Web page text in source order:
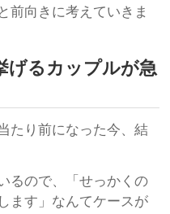
前向きに考えていきま
げるカップルが急
たり前になった今、結
るので、「せっかくの
ます」なんてケースが